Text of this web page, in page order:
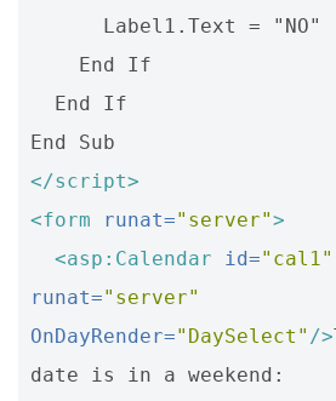
Label1.Text = "NO"
End If
End If
</script>
<form
runat="server">
<asp:Calendar
id="cal1"
runat="server"
OnDayRender="DaySelect" />
date is in a weekend: